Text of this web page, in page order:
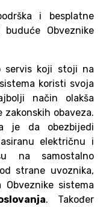
i besplatne
Obveznike
servis koji stoji na
koristi svoja
način olakša
obaveza.
je da obezbijedi
električnu i
na samostalno
strane uvoznika,
sistema
. Također